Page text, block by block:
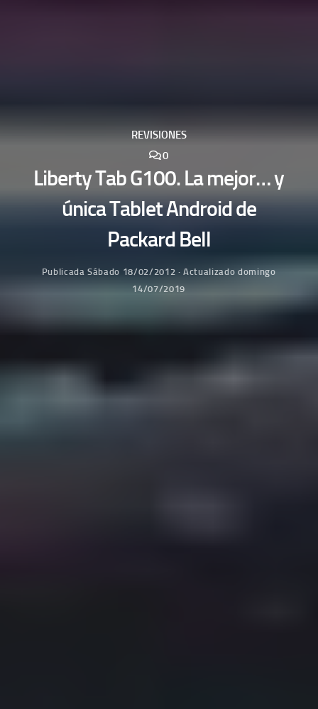
REVISIONES
0
Liberty Tab G100. La mejor… y
única Tablet Android de
Packard Bell
PublicadaSábado 18/02/2012 · Actualizadodomingo
14/07/2019